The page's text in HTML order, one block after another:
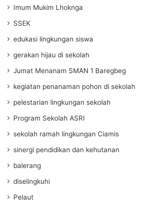
Imum Mukim Lhoknga
SSEK
edukasi lingkungan siswa
gerakan hijau di sekolah
Jumat Menanam SMAN 1 Baregbeg
kegiatan penanaman pohon di sekolah
pelestarian lingkungan sekolah
Program Sekolah ASRI
sekolah ramah lingkungan Ciamis
sinergi pendidikan dan kehutanan
balerang
diselingkuhi
Pelaut